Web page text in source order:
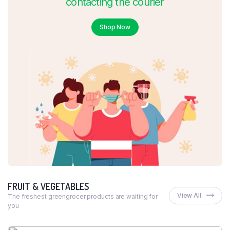
Shop Now
FRUIT & VEGETABLES
The freshest greengrocer products are waiting for
you
View All